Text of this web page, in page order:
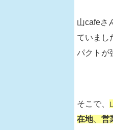
山cafeさ
ていまし
パクトが
そこで、
在地、 営